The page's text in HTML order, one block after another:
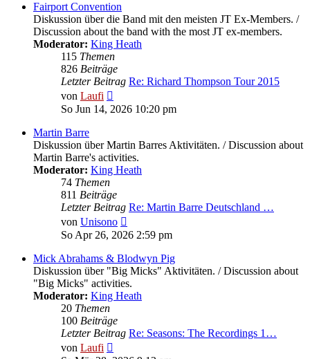
Fairport Convention
Diskussion über die Band mit den meisten JT Ex-Members. /
Discussion about the band with the most JT ex-members.
Moderator: King Heath
115 Themen
826 Beiträge
Letzter Beitrag Re: Richard Thompson Tour 2015
von Laufi
Beitrag
So Jun 14, 2026 10:20 pm
Martin Barre
Diskussion über Martin Barres Aktivitäten. / Discussion about
Martin Barre's activities.
Moderator: King Heath
74 Themen
811 Beiträge
Letzter Beitrag Re: Martin Barre Deutschland …
von Unisono
Beitrag
So Apr 26, 2026 2:59 pm
Mick Abrahams & Blodwyn Pig
Diskussion über "Big Micks" Aktivitäten. / Discussion about
"Big Micks" activities.
Moderator: King Heath
20 Themen
100 Beiträge
Letzter Beitrag Re: Seasons: The Recordings 1…
von Laufi